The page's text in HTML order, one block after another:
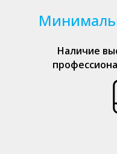
Наличие